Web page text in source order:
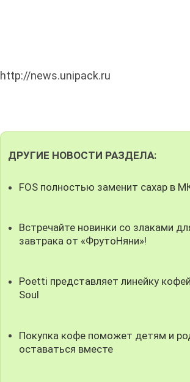
http://news.unipack.ru
ДРУГИЕ НОВОСТИ РАЗДЕЛА:
FOS полностью заменит сахар в
Встречайте новинки со злаками
завтрака от «ФрутоНяни»!
Poetti представляет линейку
Soul
Покупка кофе поможет детям и
оставаться вместе